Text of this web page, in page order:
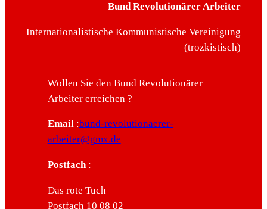
Bund Revolutionärer Arbeiter
Internationalistische Kommunistische Vereinigung
(trozkistisch)
Wollen Sie den Bund Revolutionärer
Arbeiter erreichen ?
Email:bund-revolutionaerer-
arbeiter@gmx.de
Postfach:
Das rote Tuch
Postfach 10 08 02